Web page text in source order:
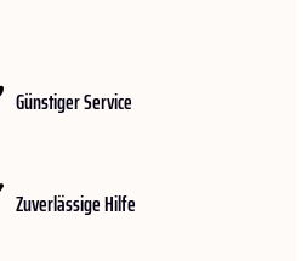
Günstiger Service
Zuverlässige Hilfe